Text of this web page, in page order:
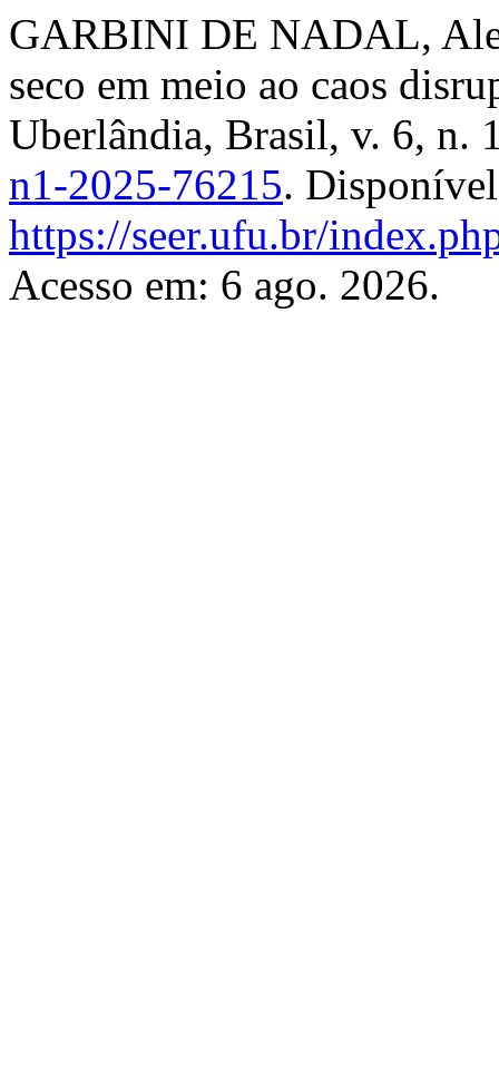
GARBINI DE NADAL,
seco em meio ao caos
Uberlândia, Brasil, v. 6, n.
n1-2025-76215.
https://seer.ufu.br/
Acesso em: 6 ago. 2026.